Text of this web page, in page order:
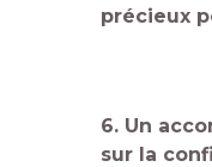
précieux
6. Un
sur la